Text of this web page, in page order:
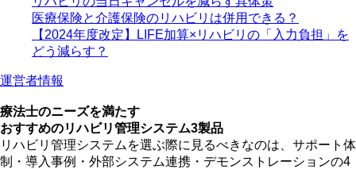
医療保険と介護保険のリハビリは併用できる？
【2024年度改定】LIFE加算×リハビリの「入力負担」を
どう減らす？
運営者情報
療法士のニーズを満たす
おすすめのリハビリ管理システム3製品
リハビリ管理システムを選ぶ際に見るべきなのは、サポート体
制・導入事例・外部システム連携・デモンストレーションの4